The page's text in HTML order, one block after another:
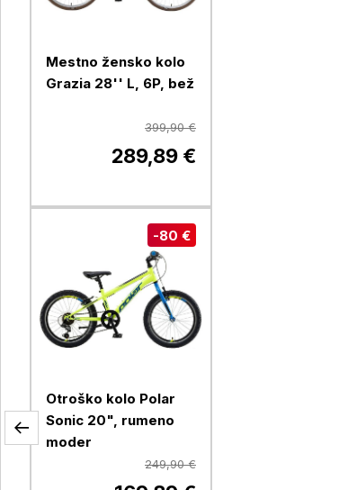
Mestno žensko kolo
Grazia 28'' L, 6P, bež
399,90 €
289,89 €
-80 €
Otroško kolo Polar
Sonic 20", rumeno
moder
249,90 €